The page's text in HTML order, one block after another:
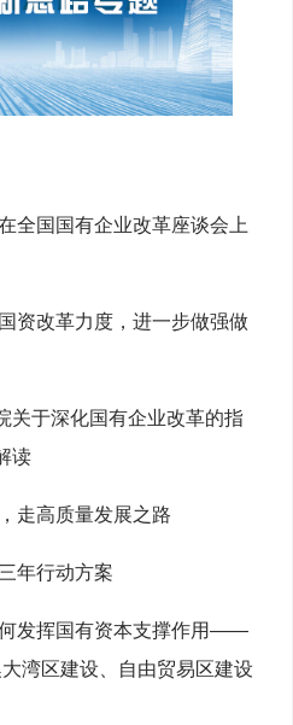
全国国有企业改革座谈会上
资改革力度，进一步做强做
关于深化国有企业改革的指
读
走高质量发展之路
年行动方案
发挥国有资本支撑作用——
湾区建设、自由贸易区建设